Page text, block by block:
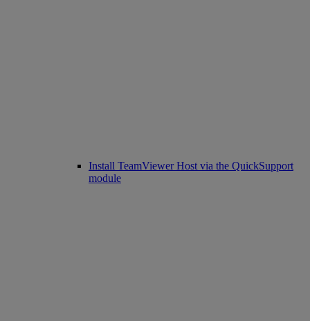
Install TeamViewer Host via the QuickSupport
module